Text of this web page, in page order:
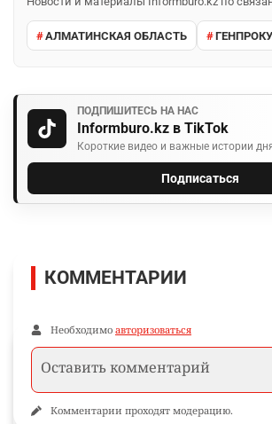
АЛМАТИНСКАЯ ОБЛАСТЬ
ПОДПИШИТЕСЬ НА НАС
Informburo.kz в TikTok
Короткие видео и важные истории
Подписаться
КОММЕНТАРИИ
Необходимо авторизоваться
Комментарии проходят модерацию.